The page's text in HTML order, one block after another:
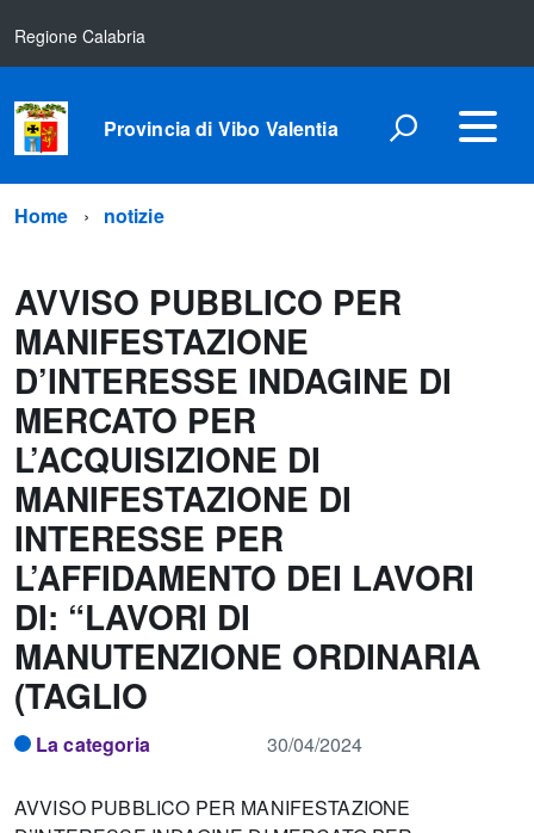
Regione Calabria
Provincia di Vibo Valentia
Home notizie
AVVISO PUBBLICO PER
MANIFESTAZIONE
D’INTERESSE INDAGINE DI
MERCATO PER
L’ACQUISIZIONE DI
MANIFESTAZIONE DI
INTERESSE PER
L’AFFIDAMENTO DEI LAVORI
DI: “LAVORI DI
MANUTENZIONE ORDINARIA
(TAGLIO
La categoria 30/04/2024
AVVISO PUBBLICO PER MANIFESTAZIONE